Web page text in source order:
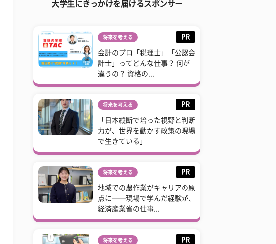
大学生にきっかけを届けるスポンサー
将来を考える PR
会計のプロ「税理士」「公認会
計士」ってどんな仕事？ 何が
違うの？ 資格の...
将来を考える PR
「日本縦断で培った視野と判断
力が、世界を動かす政策の現場
で生きている」
将来を考える PR
地域での農作業がキャリアの原
点に──現場で学んだ経験が、
経済産業省の仕事...
将来を考える PR